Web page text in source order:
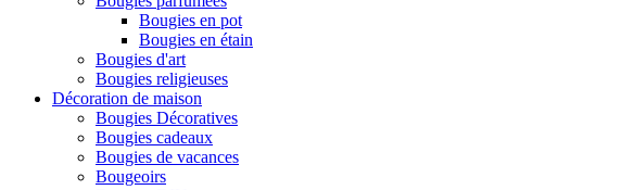
Bougies en pot
Bougies en étain
Bougies d'art
Bougies religieuses
Décoration de maison
Bougies Décoratives
Bougies cadeaux
Bougies de vacances
Bougeoirs